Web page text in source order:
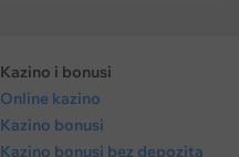
Kazino i bonusi
Online kazino
Kazino bonusi
Kazino bonusi bez depozita